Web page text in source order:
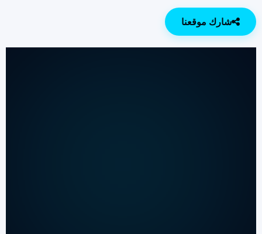
شارك موقعنا